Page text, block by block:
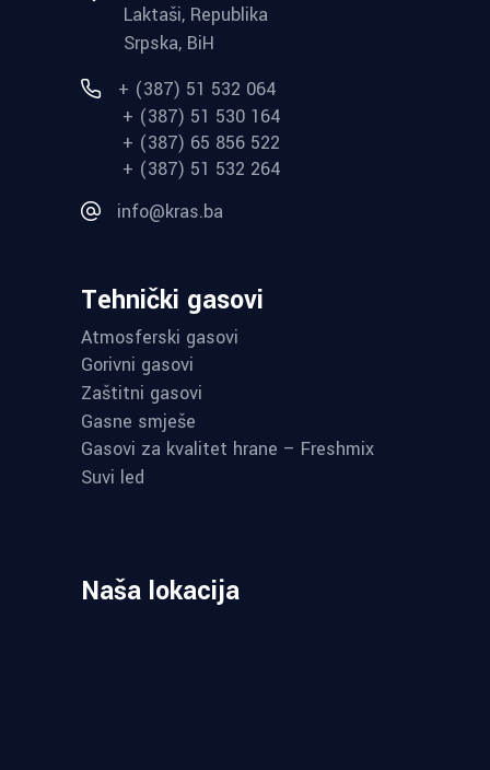
Laktaši, Republika
Srpska, BiH
+ (387) 51 532 064
+ (387) 51 530 164
+ (387) 65 856 522
+ (387) 51 532 264
info@kras.ba
Tehnički gasovi
Atmosferski gasovi
Gorivni gasovi
Zaštitni gasovi
Gasne smješe
Gasovi za kvalitet hrane – Freshmix
Suvi led
Naša lokacija